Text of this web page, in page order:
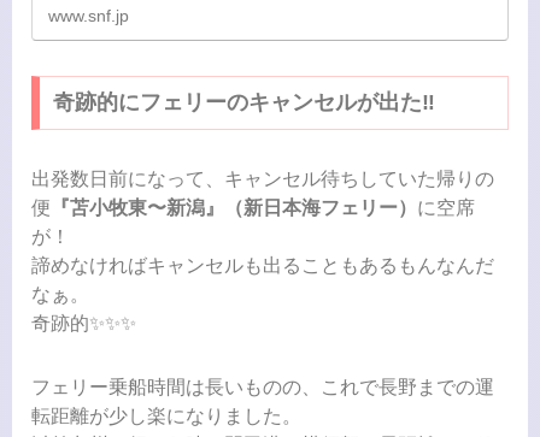
www.snf.jp
奇跡的にフェリーのキャンセルが出た‼️
出発数日前になって、キャンセル待ちしていた帰りの
便 『苫小牧東〜新潟』（新日本海フェリー） に空席
が！
諦めなければキャンセルも出ることもあるもんなんだ
なぁ。
奇跡的✨️✨️✨️
フェリー乗船時間は長いものの、これで長野までの運
転距離が少し楽になりました。